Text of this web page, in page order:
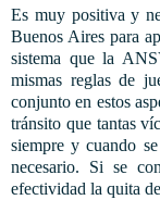
Es muy positiva y
Buenos Aires para
sistema que la
mismas reglas de
conjunto en estos
tránsito que tantas
siempre y cuando
necesario. Si se
efectividad la quita